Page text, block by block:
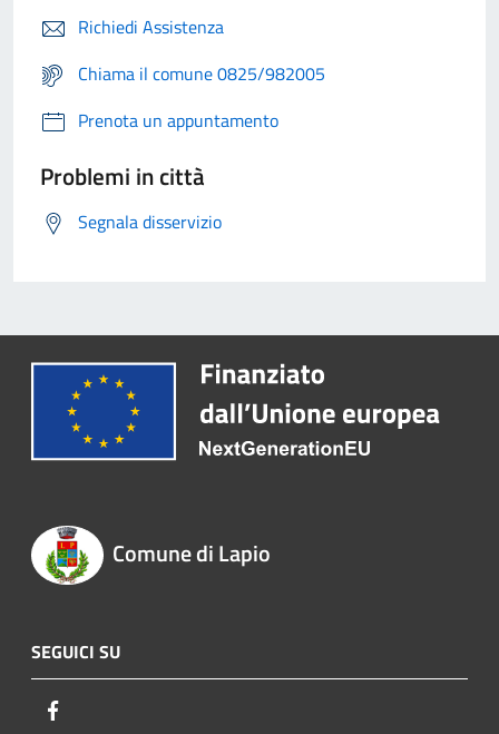
Richiedi Assistenza
Chiama il comune 0825/982005
Prenota un appuntamento
Problemi in città
Segnala disservizio
Comune di Lapio
SEGUICI SU